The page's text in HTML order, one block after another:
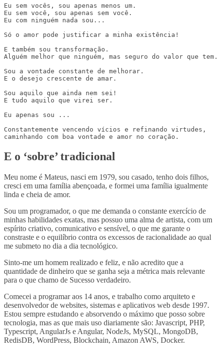
Eu sem vocês, sou apenas menos um.
Eu sem você, sou apenas sem você.
Eu com ninguém nada sou...
Só o amor pode justificar a minha existência!
E também sou transformação.
Alguém melhor que ninguém, mas seguro do valor que tem.
Sou a vontade constante de melhorar.
E o desejo crescente de amar.
Sou aquilo que ainda nem sei!
E tudo aquilo que virei ser.
Eu apenas sou ...
Constantemente vencendo vícios e refinando virtudes,
E o ‘sobre’ tradicional
Meu nome é Mateus, nasci em 1979, sou casado, tenho dois filhos,
cresci em uma família abençoada, e formei uma família igualmente
linda e cheia de amor.
Sou um programador, o que me demanda o constante exercício de
minhas habilidades exatas, mas possuo uma alma de artista, com um
espírito criativo, comunicativo e sensível, o que me garante o
constraste e o equilíbrio contra os excessos de racionalidade ao qual
me submeto no dia a dia tecnológico.
Sinto-me um homem realizado e feliz, e não acredito que a
quantidade de dinheiro que se ganha seja a métrica mais relevante
para o que chamo de Sucesso verdadeiro.
Comecei a programar aos 14 anos, e trabalho como arquiteto e
desenvolvedor de websites, sistemas e aplicativos web desde 1997.
Estou sempre estudando e absorvendo o máximo que posso sobre
tecnologia, mas as que mais uso diariamente são: Javascript, PHP,
Typescript, AngularJs e Angular, NodeJs, MySQL, MongoDB,
RedisDB, WordPress, Blockchain, Amazon AWS, Docker.